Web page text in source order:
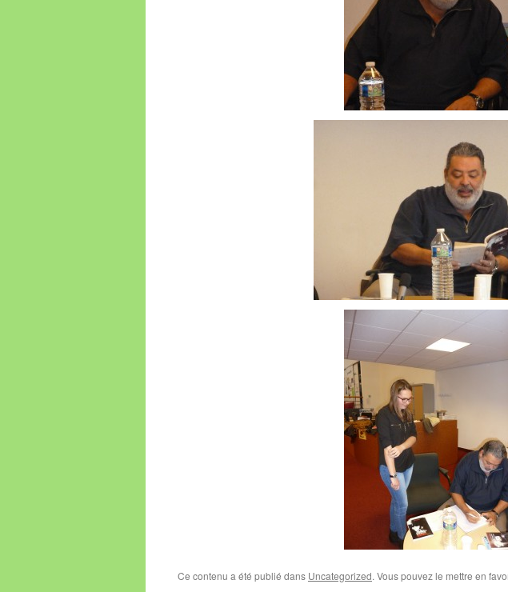
Ce contenu a été publié dans Uncategorized. Vous pouvez le mettre en